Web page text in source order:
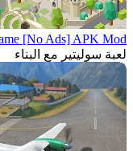
[No Ads] APK Mod
لعبة سوليتير مع البناء